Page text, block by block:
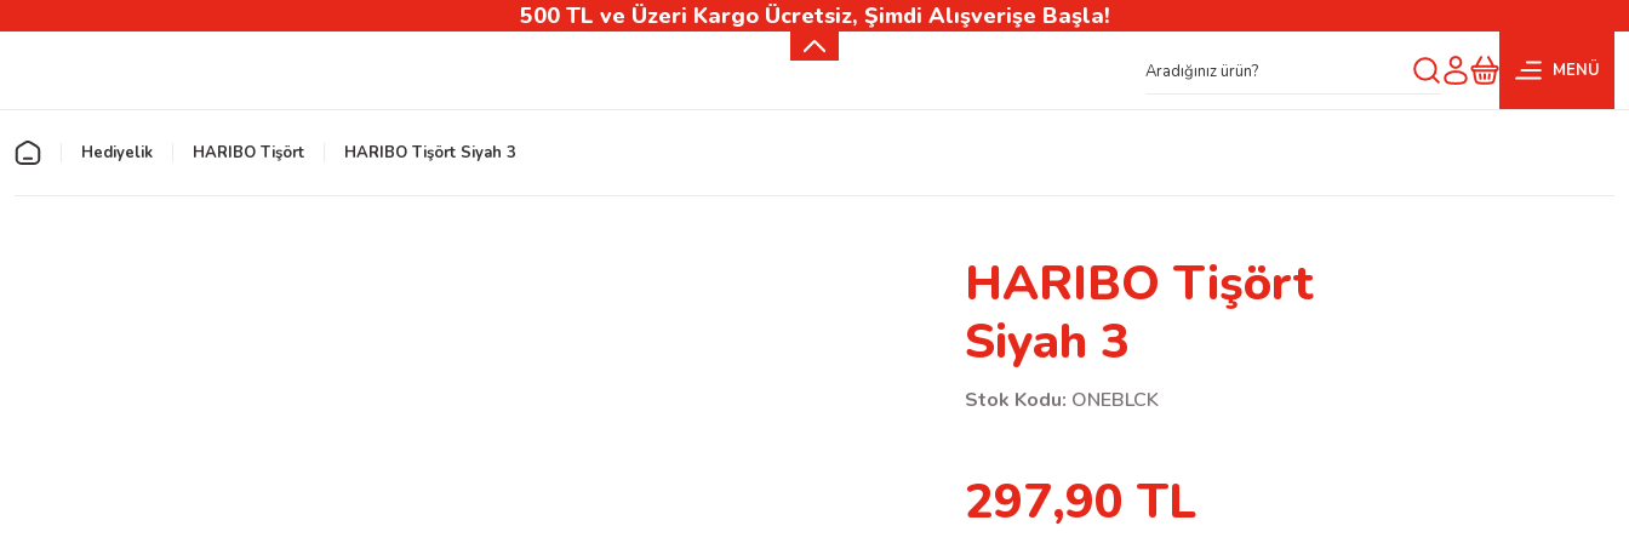
500 TL ve Üzeri Kargo Ücretsiz, Şimdi Alışverişe Başla!
MENÜ
Hediyelik HARIBO Tişört HARIBO Tişört Siyah 3
HARIBO Tişört
Siyah 3
Stok Kodu: ONEBLCK
297,90 TL